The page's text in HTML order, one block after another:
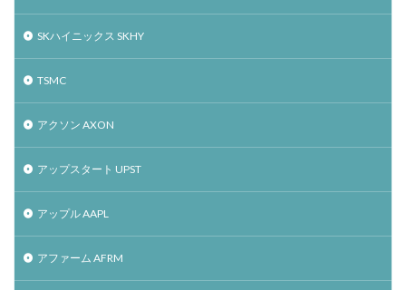
SKハイニックス SKHY
TSMC
アクソン AXON
アップスタート UPST
アップル AAPL
アファーム AFRM